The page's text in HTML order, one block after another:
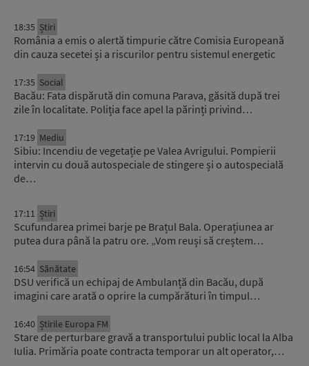
18:35 Știri
România a emis o alertă timpurie către Comisia Europeană
din cauza secetei și a riscurilor pentru sistemul energetic
17:35 Social
Bacău: Fata dispărută din comuna Parava, găsită după trei
zile în localitate. Poliția face apel la părinți privind…
17:19 Mediu
Sibiu: Incendiu de vegetație pe Valea Avrigului. Pompierii
intervin cu două autospeciale de stingere și o autospecială
de…
17:11 Știri
Scufundarea primei barje pe Brațul Bala. Operațiunea ar
putea dura până la patru ore. „Vom reuși să creștem…
16:54 Sănătate
DSU verifică un echipaj de Ambulanță din Bacău, după
imagini care arată o oprire la cumpărături în timpul…
16:40 Știrile Europa FM
Stare de perturbare gravă a transportului public local la Alba
Iulia. Primăria poate contracta temporar un alt operator,…